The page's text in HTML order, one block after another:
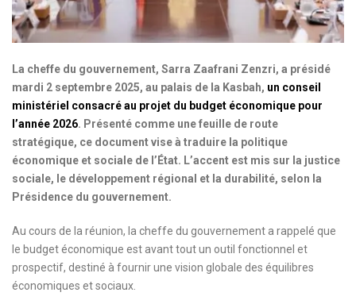
La cheffe du gouvernement, Sarra Zaafrani Zenzri, a présidé
mardi 2 septembre 2025, au palais de la Kasbah, un conseil
ministériel consacré au projet du budget économique pour
l’année 2026. Présenté comme une feuille de route
stratégique, ce document vise à traduire la politique
économique et sociale de l’État. L’accent est mis sur la justice
sociale, le développement régional et la durabilité, selon la
Présidence du gouvernement.
Au cours de la réunion, la cheffe du gouvernement a rappelé que
le budget économique est avant tout un outil fonctionnel et
prospectif, destiné à fournir une vision globale des équilibres
économiques et sociaux.